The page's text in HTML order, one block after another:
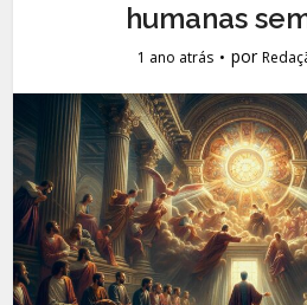
humanas
1 ano atrás por